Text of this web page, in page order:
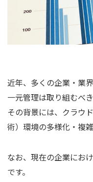
近年、多くの企業・業
一元管理は取り組むべ
その背景には、クラウ
術）環境の多様化・複
なお、現在の企業にお
です。